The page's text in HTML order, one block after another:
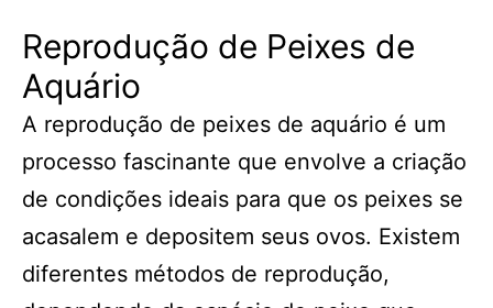
Reprodução de Peixes de
Aquário
A reprodução de peixes de aquário é um
processo fascinante que envolve a criação
de condições ideais para que os peixes se
acasalem e depositem seus ovos. Existem
diferentes métodos de reprodução,